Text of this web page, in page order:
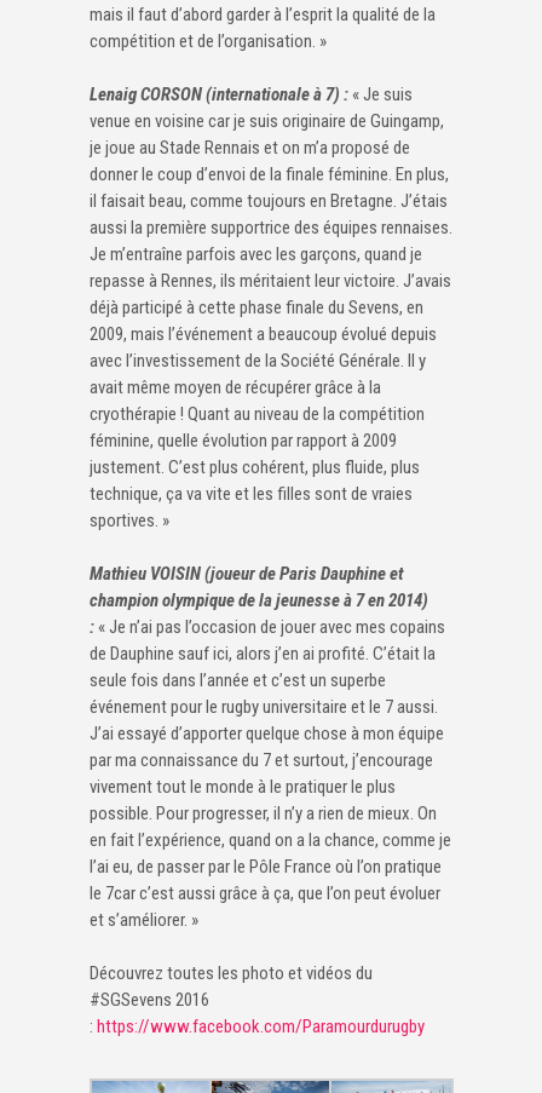
mais il faut d’abord garder à l’esprit la qualité de la
compétition et de l’organisation. »
Lenaig CORSON (internationale à 7) : « Je suis
venue en voisine car je suis originaire de Guingamp,
je joue au Stade Rennais et on m’a proposé de
donner le coup d’envoi de la finale féminine. En plus,
il faisait beau, comme toujours en Bretagne. J’étais
aussi la première supportrice des équipes rennaises.
Je m’entraîne parfois avec les garçons, quand je
repasse à Rennes, ils méritaient leur victoire. J’avais
déjà participé à cette phase finale du Sevens, en
2009, mais l’événement a beaucoup évolué depuis
avec l’investissement de la Société Générale. Il y
avait même moyen de récupérer grâce à la
cryothérapie ! Quant au niveau de la compétition
féminine, quelle évolution par rapport à 2009
justement. C’est plus cohérent, plus fluide, plus
technique, ça va vite et les filles sont de vraies
sportives. »
Mathieu VOISIN (joueur de Paris Dauphine et
champion olympique de la jeunesse à 7 en 2014)
: « Je n’ai pas l’occasion de jouer avec mes copains
de Dauphine sauf ici, alors j’en ai profité. C’était la
seule fois dans l’année et c’est un superbe
événement pour le rugby universitaire et le 7 aussi.
J’ai essayé d’apporter quelque chose à mon équipe
par ma connaissance du 7 et surtout, j’encourage
vivement tout le monde à le pratiquer le plus
possible. Pour progresser, il n’y a rien de mieux. On
en fait l’expérience, quand on a la chance, comme je
l’ai eu, de passer par le Pôle France où l’on pratique
le 7car c’est aussi grâce à ça, que l’on peut évoluer
et s’améliorer. »
Découvrez toutes les photo et vidéos du
#SGSevens 2016
: https://www.facebook.com/Paramourdurugby